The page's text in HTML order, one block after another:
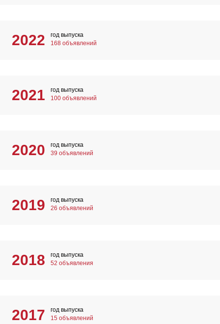
2022
год выпуска
168 объявлений
2021
год выпуска
100 объявлений
2020
год выпуска
39 объявлений
2019
год выпуска
26 объявлений
2018
год выпуска
52 объявления
2017
год выпуска
15 объявлений